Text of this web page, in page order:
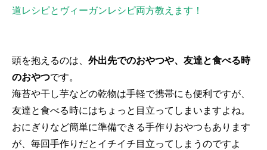
道レシピとヴィーガンレシピ両方教えます！
頭を抱えるのは、 外出先でのおやつや、友達と食べる時
のおやつです。
海苔や干し芋などの乾物は手軽で携帯にも便利ですが、
友達と食べる時にはちょっと目立ってしまいますよね。
おにぎりなど簡単に準備できる手作りおやつもあります
が、毎回手作りだとイチイチ目立ってしまうのですよ